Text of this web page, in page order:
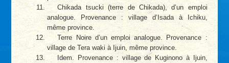
Chikada tsucki (terre de Chikada), d’un emploi
analogue. Provenance : village d’Isada à Ichiku,
même province.
Terre Noire d’un emploi analogue. Provenance :
village de Tera waki à Ijuin, même province.
Idem. Provenance : village de Kuginono à Ijuin,